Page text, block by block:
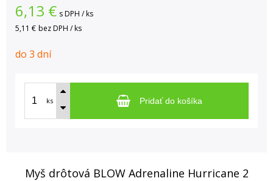
6,13 € s DPH / ks
5,11 € bez DPH / ks
do 3 dní
ks Pridať do košíka
Myš drôtová BLOW Adrenaline Hurricane 2